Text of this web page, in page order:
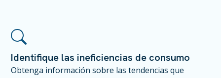
Identifique las ineficiencias de consumo
Obtenga información sobre las tendencias que